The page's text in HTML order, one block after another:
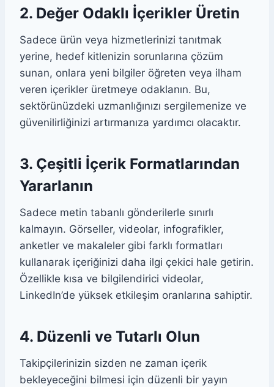
2. Değer Odaklı İçerikler Üretin
Sadece ürün veya hizmetlerinizi tanıtmak
yerine, hedef kitlenizin sorunlarına çözüm
sunan, onlara yeni bilgiler öğreten veya ilham
veren içerikler üretmeye odaklanın. Bu,
sektörünüzdeki uzmanlığınızı sergilemenize ve
güvenilirliğinizi artırmanıza yardımcı olacaktır.
3. Çeşitli İçerik Formatlarından
Yararlanın
Sadece metin tabanlı gönderilerle sınırlı
kalmayın. Görseller, videolar, infografikler,
anketler ve makaleler gibi farklı formatları
kullanarak içeriğinizi daha ilgi çekici hale getirin.
Özellikle kısa ve bilgilendirici videolar,
LinkedIn’de yüksek etkileşim oranlarına sahiptir.
4. Düzenli ve Tutarlı Olun
Takipçilerinizin sizden ne zaman içerik
bekleyeceğini bilmesi için düzenli bir yayın